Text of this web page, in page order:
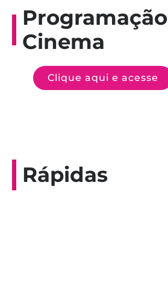
Programação
Cinema
Clique aqui e acesse
Rápidas